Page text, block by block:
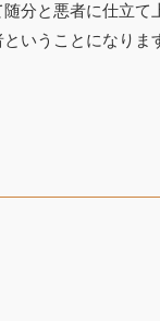
分と悪者に仕立て
いうことになりま